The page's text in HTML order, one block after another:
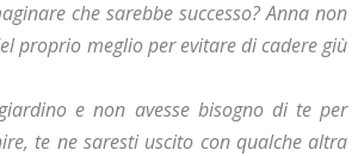
che sarebbe successo? Anna non
proprio meglio per evitare di cadere giù
e non avesse bisogno di te per
te ne saresti uscito con qualche altra